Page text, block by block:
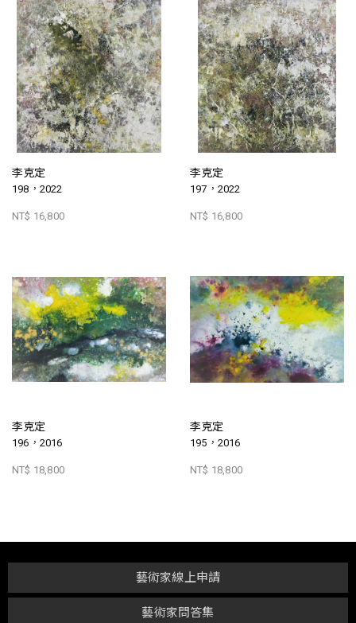
李克定
198，2022
NT$ 16,800
李克定
197，2022
NT$ 16,800
李克定
196，2016
NT$ 18,800
李克定
195，2016
NT$ 18,800
藝術家問答集
藝術家線上申請